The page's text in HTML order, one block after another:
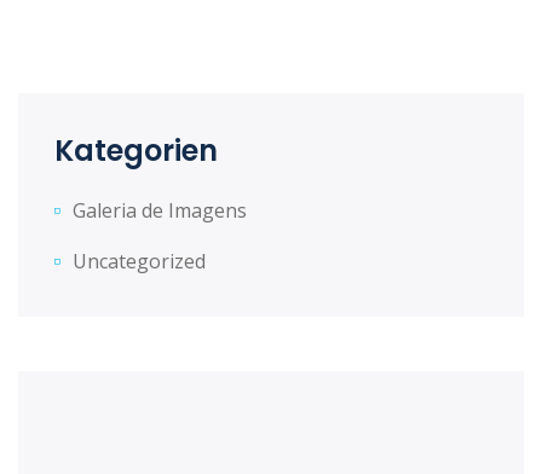
Kategorien
Galeria de Imagens
Uncategorized